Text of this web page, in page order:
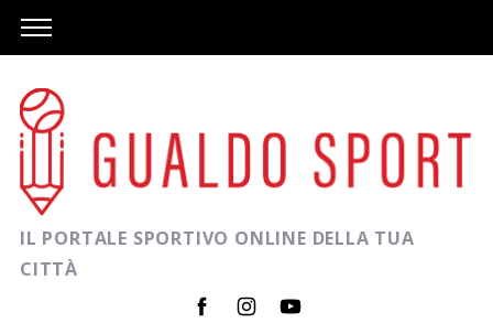
IL PORTALE SPORTIVO ONLINE DELLA TUA
CITTÀ